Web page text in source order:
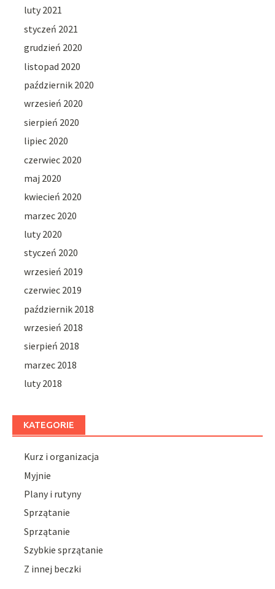
luty 2021
styczeń 2021
grudzień 2020
listopad 2020
październik 2020
wrzesień 2020
sierpień 2020
lipiec 2020
czerwiec 2020
maj 2020
kwiecień 2020
marzec 2020
luty 2020
styczeń 2020
wrzesień 2019
czerwiec 2019
październik 2018
wrzesień 2018
sierpień 2018
marzec 2018
luty 2018
KATEGORIE
Kurz i organizacja
Myjnie
Plany i rutyny
Sprzątanie
Sprzątanie
Szybkie sprzątanie
Z innej beczki